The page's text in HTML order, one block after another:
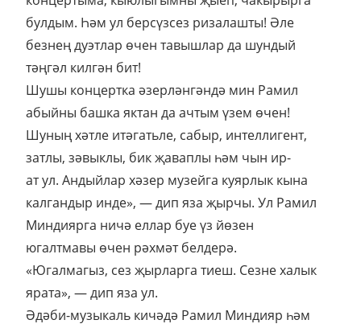
булдым. Һәм ул берсүзсез ризалашты! Әле
безнең дуэтлар өчен тавышлар да шундый
тәңгәл килгән бит!
Шушы концертка әзерләнгәндә мин Рамил
абыйны башка яктан да ачтым үзем өчен!
Шуның хәтле итәгатьле, сабыр, интеллигент,
затлы, зәвыклы, бик җаваплы һәм чын ир-
ат ул. Андыйлар хәзер музейга куярлык кына
калгандыр инде», — дип яза җырчы. Ул Рамил
Миндиярга ничә еллар буе үз йөзен
югалтмавы өчен рәхмәт белдерә.
«Югалмагыз, сез җырларга тиеш. Сезне халык
ярата», — дип яза ул.
Әдәби-музыкаль кичәдә Рамил Миндияр һәм